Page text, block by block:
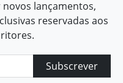
lançamentos,
reservadas aos
Subscrever